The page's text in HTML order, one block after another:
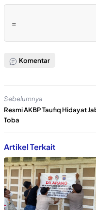
=
Komentar
Sebelumnya
Resmi AKBP Taufiq Hidayat
Toba
Artikel Terkait